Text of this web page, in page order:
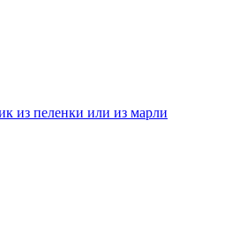
из пеленки или из марли